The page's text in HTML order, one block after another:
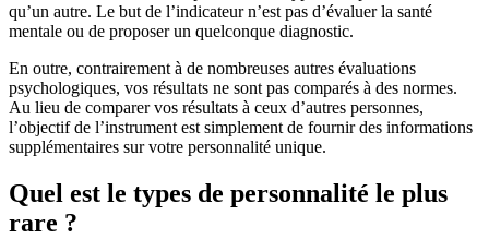
qu’un autre. Le but de l’indicateur n’est pas d’évaluer la santé
mentale ou de proposer un quelconque diagnostic.
En outre, contrairement à de nombreuses autres évaluations
psychologiques, vos résultats ne sont pas comparés à des normes.
Au lieu de comparer vos résultats à ceux d’autres personnes,
l’objectif de l’instrument est simplement de fournir des informations
supplémentaires sur votre personnalité unique.
Quel est le types de personnalité le plus
rare ?